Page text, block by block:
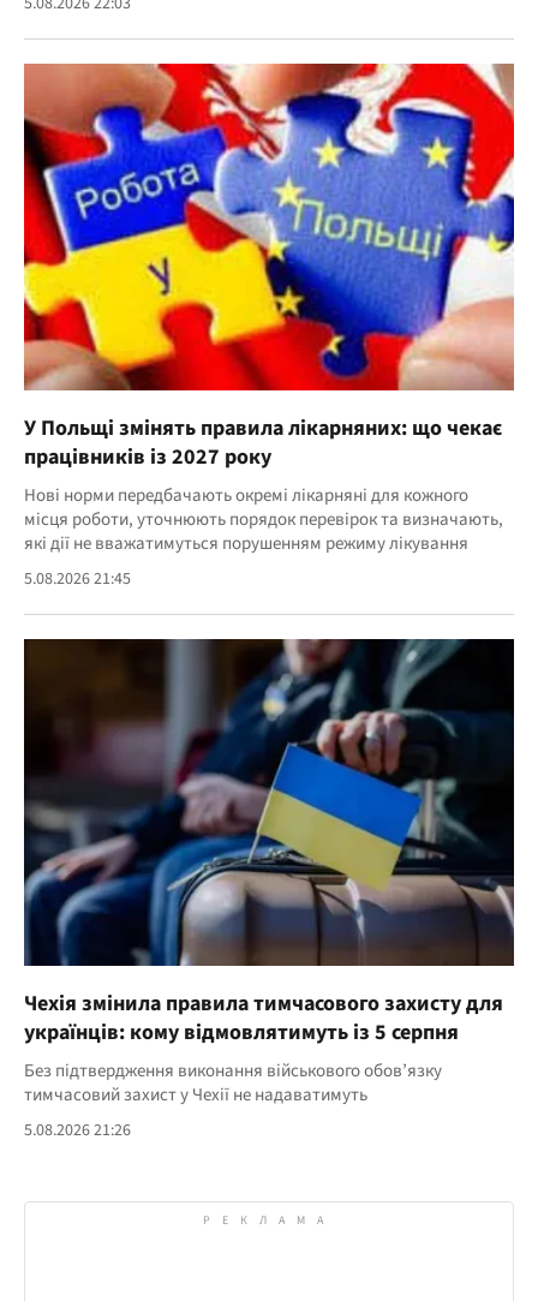
У Польщі змінять правила лікарняних: що чекає
працівників із 2027 року
Нові норми передбачають окремі лікарняні для кожного
місця роботи, уточнюють порядок перевірок та визначають,
які дії не вважатимуться порушенням режиму лікування
5.08.2026 21:45
Чехія змінила правила тимчасового захисту для
українців: кому відмовлятимуть із 5 серпня
Без підтвердження виконання військового обов’язку
тимчасовий захист у Чехії не надаватимуть
5.08.2026 21:26